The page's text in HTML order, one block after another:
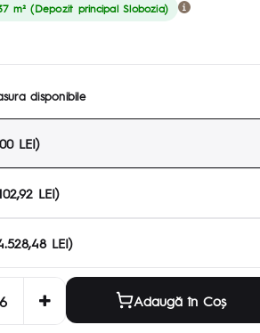
m² (Depozit principal Slobozia)
disponibile
LEI)
LEI)
LEI)
Adaugă în Coş